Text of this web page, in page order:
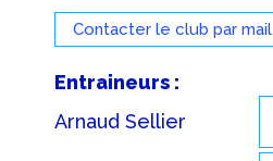
Contacter le club par mail
Entraineurs :
Arnaud Sellier